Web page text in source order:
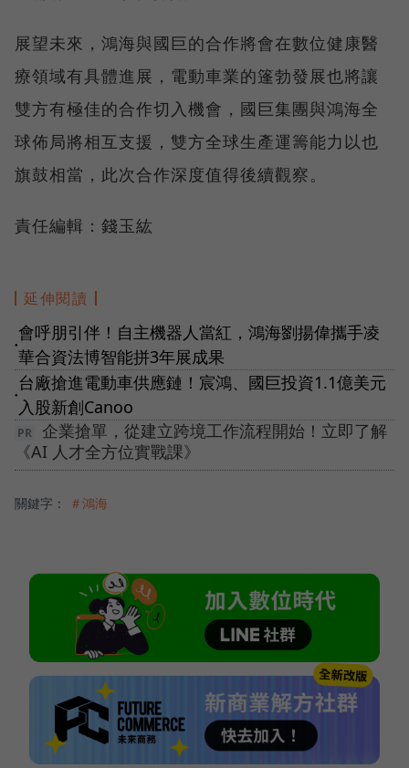
展望未來，鴻海與國巨的合作將會在數位健康醫
療領域有具體進展，電動車業的篷勃發展也將讓
雙方有極佳的合作切入機會，國巨集團與鴻海全
球佈局將相互支援，雙方全球生產運籌能力以也
旗鼓相當，此次合作深度值得後續觀察。
責任編輯：錢玉紘
延伸閱讀
●
會呼朋引伴！自主機器人當紅，鴻海劉揚偉攜手凌
華合資法博智能拼3年展成果
●
台廠搶進電動車供應鏈！宸鴻、國巨投資1.1億美元
入股新創Canoo
企業搶單，從建立跨境工作流程開始！立即了解
《AI 人才全方位實戰課》
關鍵字： ＃鴻海